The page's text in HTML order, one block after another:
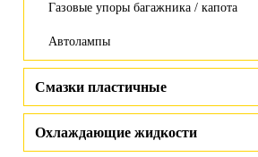
Газовые упоры багажника / капота
Автолампы
Смазки пластичные
Охлаждающие жидкости